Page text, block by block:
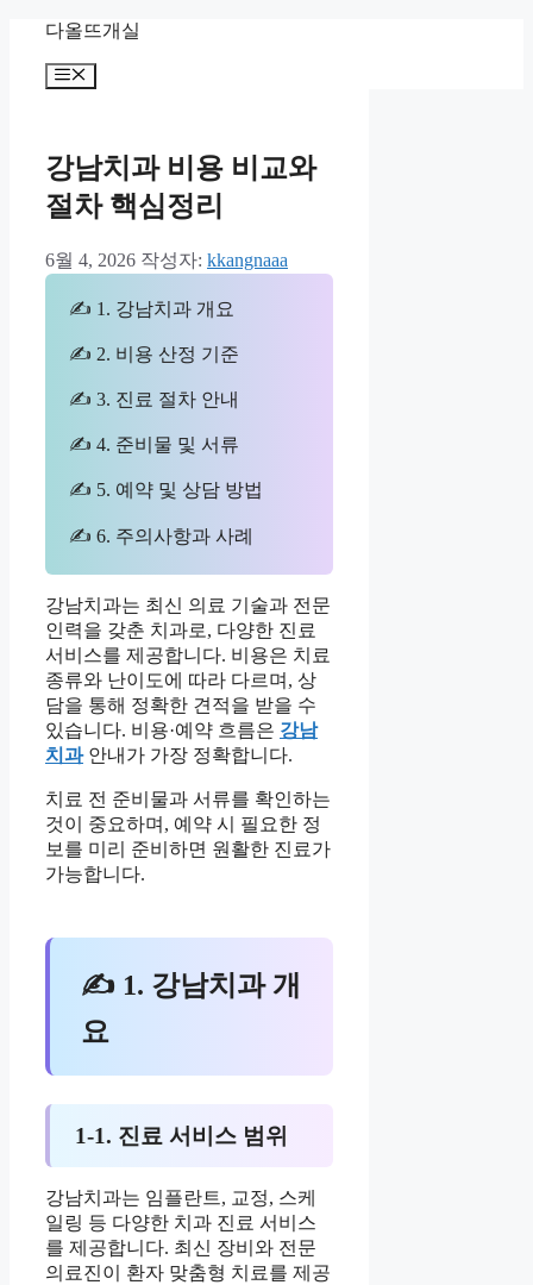
다올뜨개실
메
강남치과 비용 비교와
절차 핵심정리
6월 4, 2026 작성자: kkangnaaa
✍ 1. 강남치과 개요
✍ 2. 비용 산정 기준
✍ 3. 진료 절차 안내
✍ 4. 준비물 및 서류
✍ 5. 예약 및 상담 방법
✍ 6. 주의사항과 사례
강남치과는 최신 의료 기술과 전문
인력을 갖춘 치과로, 다양한 진료
서비스를 제공합니다. 비용은 치료
종류와 난이도에 따라 다르며, 상
담을 통해 정확한 견적을 받을 수
있습니다. 비용·예약 흐름은 강남
치과안내가 가장 정확합니다.
치료 전 준비물과 서류를 확인하는
것이 중요하며, 예약 시 필요한 정
보를 미리 준비하면 원활한 진료가
가능합니다.
✍ 1. 강남치과 개
요
1-1. 진료 서비스 범위
강남치과는 임플란트, 교정, 스케
일링 등 다양한 치과 진료 서비스
를 제공합니다. 최신 장비와 전문
의료진이 환자 맞춤형 치료를 제공